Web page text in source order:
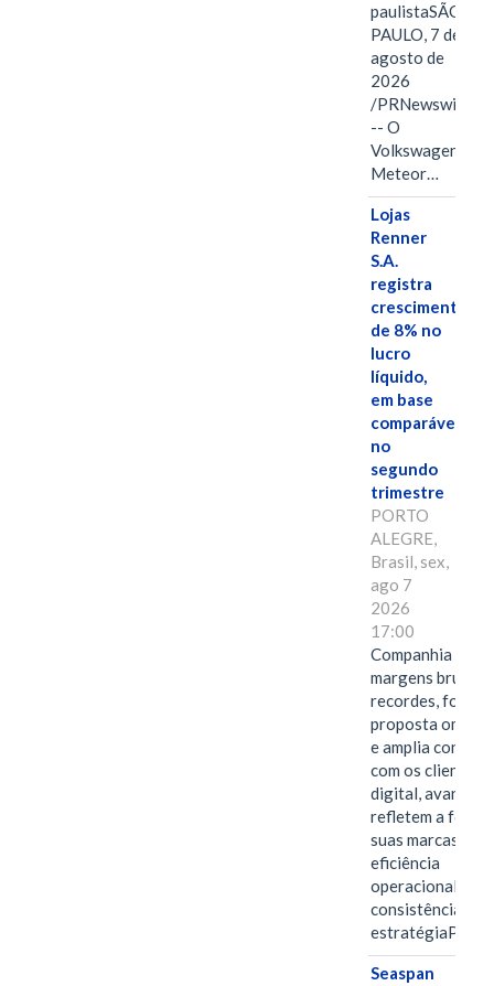
paulistaSÃO
PAULO, 7 de
agosto de
2026
/PRNewswire/
-- O
Volkswagen
Meteor…
Lojas
Renner
S.A.
registra
crescimento
de 8% no
lucro
líquido,
em base
comparável,
no
segundo
trimestre
PORTO
ALEGRE,
Brasil, sex,
ago 7
2026
17:00
Companhia
margens brutas
recordes,
proposta
e amplia
com os clientes
digital, avanços
refletem a força
suas marcas, a
eficiência
operacional e a
consistência de
Seaspan